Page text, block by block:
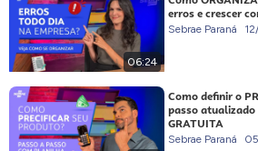
06:24
erros e crescer
Sebrae Paraná
Como definir o
passo
GRATUITA
Sebrae Paraná